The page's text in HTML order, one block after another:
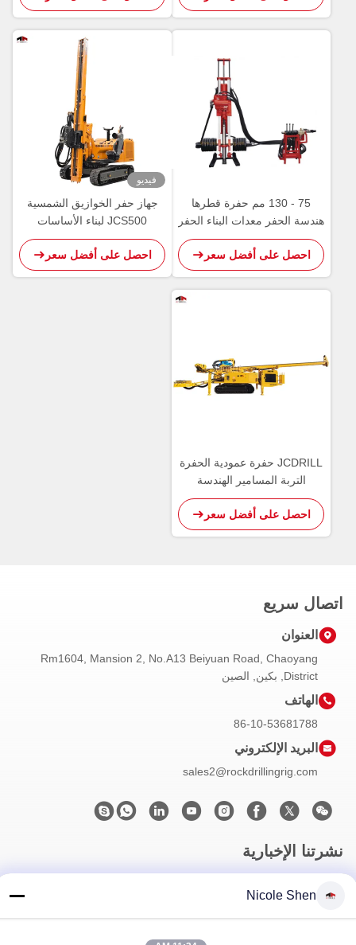
75 - 130 مم حفرة قطرها
هندسة الحفر معدات البناء الحفر
احصل على أفضل سعر
فيديو
جهاز حفر الخوازيق الشمسية
JCS500 لبناء الأساسات
الكهروضوئية
احصل على أفضل سعر
JCDRILL حفرة عمودية الحفرة
التربة المسامير الهندسة
احصل على أفضل سعر
اتصال سريع
العنوان
Rm1604, Mansion 2, No.A13 Beiyuan Road, Chaoyang
District, بكين, الصين
الهاتف
86-10-53681788
البريد الإلكتروني
sales2@rockdrillingrig.com
نشرتنا الإخبارية
Nicole Shen